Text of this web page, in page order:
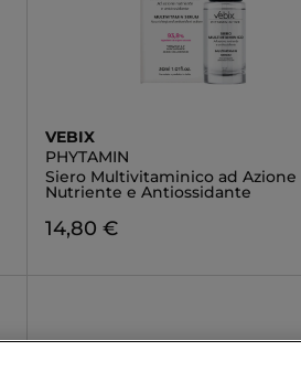
VEBIX
PHYTAMIN
Siero Multivitaminico ad Azione
Nutriente e Antiossidante
14,80 €